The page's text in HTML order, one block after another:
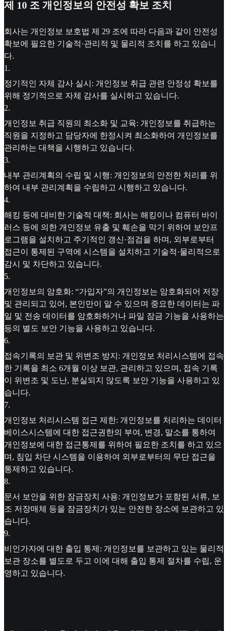
제 10 조 개인정보의 안전성 확보 조치
회사는 개인정보 보호법 제 29 조에 따라 다음과 같이 안전성
확보에 필요한 기술적·관리적 및 물리적 조치를 하고 있습니
다.
1 .
정기적인 자체 감사 실시: 개인정보 취급 관련 안정성 확보를
위해 정기적으로 자체 감사를 실시하고 있습니다.
2.
개인정보 취급 직원의 최소화 및 교육: 개인정보를 취급하는
직원을 지정하고 담당자에 한정시켜 최소화하여 개인정보를
관리하는 대책을 시행하고 있습니다.
3.
내부 관리계획의 수립 및 시행: 개인정보의 안전한 처리를 위
하여 내부 관리계획을 수립하고 시행하고 있습니다.
4.
해킹 등에 대비한 기술적 대책: 회사는 해킹이나 컴퓨터 바이
러스 등에 의한 개인정보 유출 및 훼손을 막기 위하여 보안프
로그램을 설치하고 주기적인 갱신·점검을 하며, 외부로부터
접근이 통제된 구역에 시스템을 설치하고 기술적·물리적으로
감시 및 차단하고 있습니다.
5.
개인정보의 암호화: “가입자”의 개인정보는 암호화되어 저장
및 관리되고 있어, 본인만이 알 수 있으며 중요한 데이터는 파
일 및 전송 데이터를 암호화하거나 파일 잠금 기능을 사용하는
등의 별도 보안 기능을 사용하고 있습니다.
6.
접속기록의 보관 및 위변조 방지: 개인정보 처리시스템에 접속
한 기록을 최소 6개월 이상 보관, 관리하고 있으며, 접속 기록
이 위변조 및 도난, 분실되지 않도록 보안 기능을 사용하고 있
습니다.
7.
개인정보 처리시스템 접근 제한: 개인정보를 처리하는 데이터
베이스시스템에 대한 접근권한의 부여, 변경, 말소를 통하여
개인정보에 대한 접근통제를 위하여 필요한 조치를 하고 있으
며, 침입 차단 시스템을 이용하여 외부로부터의 무단 접근을
통제하고 있습니다.
8.
문서 보안을 위한 잠금장치 사용: 개인정보가 포함된 서류, 보
조 저장매체 등을 잠금장치가 있는 안전한 장소에 보관하고 있
습니다.
9.
비인가자에 대한 출입 통제: 개인정보를 보관하고 있는 물리적
보관 장소를 별도로 두고 이에 대해 출입 통제 절차를 수립, 운
영하고 있습니다.